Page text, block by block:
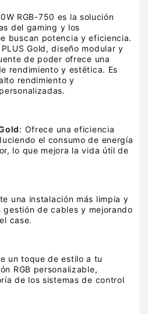
RGB-750 es la solución
del gaming y los
buscan potencia y eficiencia.
Gold, diseño modular y
de poder ofrece una
rendimiento y estética. Es
rendimiento y
: Ofrece una eficiencia
el consumo de energía
lo que mejora la vida útil de
una instalación más limpia y
de cables y mejorando
case.
un toque de estilo a tu
RGB personalizable,
de los sistemas de control